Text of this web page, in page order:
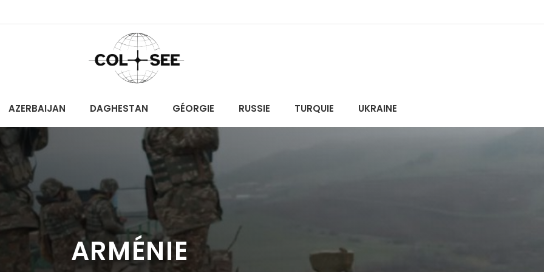
AZERBAIJAN DAGHESTAN GÉORGIE RUSSIE TURQUIE UKRAINE
ARMÉNIE